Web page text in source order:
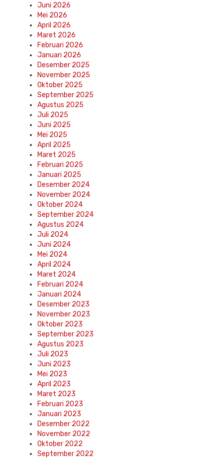
Juni 2026
Mei 2026
April 2026
Maret 2026
Februari 2026
Januari 2026
Desember 2025
November 2025
Oktober 2025
September 2025
Agustus 2025
Juli 2025
Juni 2025
Mei 2025
April 2025
Maret 2025
Februari 2025
Januari 2025
Desember 2024
November 2024
Oktober 2024
September 2024
Agustus 2024
Juli 2024
Juni 2024
Mei 2024
April 2024
Maret 2024
Februari 2024
Januari 2024
Desember 2023
November 2023
Oktober 2023
September 2023
Agustus 2023
Juli 2023
Juni 2023
Mei 2023
April 2023
Maret 2023
Februari 2023
Januari 2023
Desember 2022
November 2022
Oktober 2022
September 2022